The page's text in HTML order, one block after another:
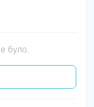
було.